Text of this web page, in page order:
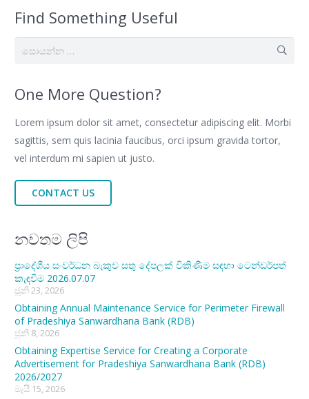
Find Something Useful
සොයන්න:
One More Question?
Lorem ipsum dolor sit amet, consectetur adipiscing elit. Morbi
sagittis, sem quis lacinia faucibus, orci ipsum gravida tortor,
vel interdum mi sapien ut justo.
CONTACT US
නවතම ලිපි
ප්‍රාදේශීය සංවර්ධන බැකුව සතු දේපලක් විකිණීම සඳහා ටෙන්ඩර්පත්
කැඳවීම 2026.07.07
ජූනි 23, 2026
Obtaining Annual Maintenance Service for Perimeter Firewall
of Pradeshiya Sanwardhana Bank (RDB)
ජූනි 8, 2026
Obtaining Expertise Service for Creating a Corporate
Advertisement for Pradeshiya Sanwardhana Bank (RDB)
2026/2027
මැයි 15, 2026